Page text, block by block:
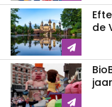
de